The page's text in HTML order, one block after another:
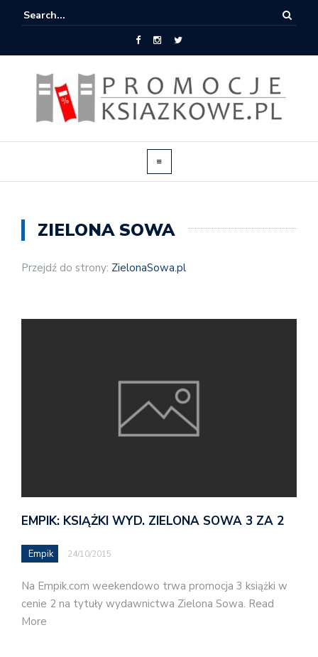
ZIELONA SOWA
Przejdź do strony: ZielonaSowa.pl
EMPIK: KSIĄŻKI WYD. ZIELONA SOWA 3 ZA 2
Empik 24/10/2015
Na Empik.com weekendowo trwa promocja 3 książki w
cenie 2 na tytuły wydawnictwa Zielona Sowa. Read
More